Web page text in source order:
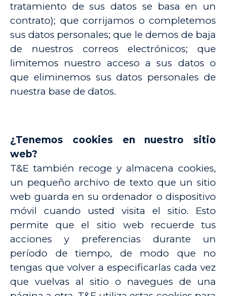
tratamiento de sus datos se basa en un
contrato); que corrijamos o completemos
sus datos personales; que le demos de baja
de nuestros correos electrónicos; que
limitemos nuestro acceso a sus datos o
que eliminemos sus datos personales de
nuestra base de datos.
¿Tenemos cookies en nuestro sitio
web?
T&E también recoge y almacena cookies,
un pequeño archivo de texto que un sitio
web guarda en su ordenador o dispositivo
móvil cuando usted visita el sitio. Esto
permite que el sitio web recuerde tus
acciones y preferencias durante un
período de tiempo, de modo que no
tengas que volver a especificarlas cada vez
que vuelvas al sitio o navegues de una